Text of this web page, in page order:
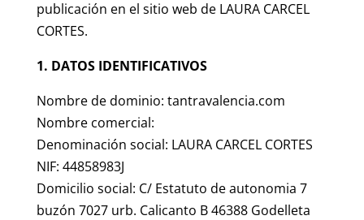
publicación en el sitio web de LAURA CARCEL
CORTES.
1. DATOS IDENTIFICATIVOS
Nombre de dominio: tantravalencia.com
Nombre comercial:
Denominación social: LAURA CARCEL CORTES
NIF: 44858983J
Domicilio social: C/ Estatuto de autonomia 7
buzón 7027 urb. Calicanto B 46388 Godelleta